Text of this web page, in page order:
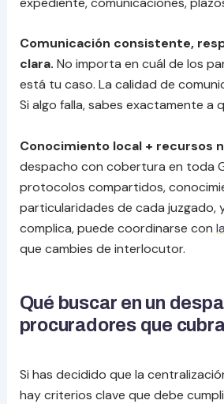
Comunicación consistente,
clara. No importa en cuál de los
está tu caso. La calidad de
Si algo falla, sabes exactamente a
Conocimiento local + recursos
despacho con cobertura en toda
protocolos compartidos,
particularidades de cada juzgado,
complica, puede coordinarse con
que cambies de interlocutor.
Qué buscar en un
procuradores que
Si has decidido que la
hay criterios clave que debe